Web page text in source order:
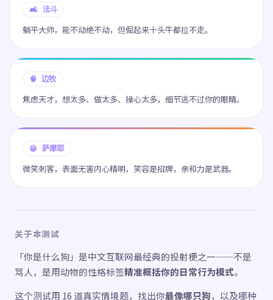
🛋️ 法斗
躺平大师，能不动绝不动，但倔起来十头牛都拉不走。
🧠 边牧
焦虑天才，想太多、做太多、操心太多，细节逃不过你的眼睛。
😁 萨摩耶
微笑刺客，表面无害内心精明，笑容是招牌，亲和力是武器。
关于本测试
「你是什么狗」是中文互联网最经典的投射梗之一——不是
骂人，是用动物的性格标签精准概括你的日常行为模式。
这个测试用 16 道真实情境题，找出你最像哪只狗，以及哪种